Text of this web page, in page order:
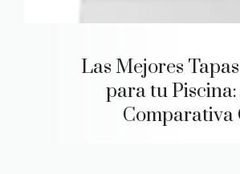
Las Mejores
para tu
Comparativa